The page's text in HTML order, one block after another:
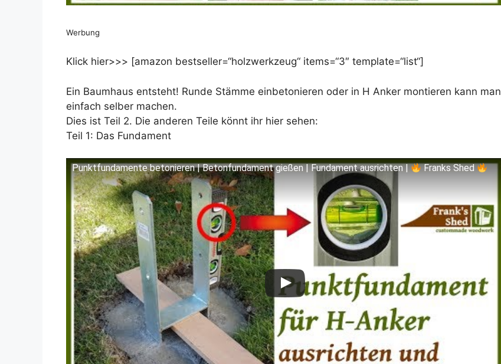
Werbung
Klick hier>>> [amazon bestseller=“holzwerkzeug“ items=“3″ template=“list“]
Ein Baumhaus entsteht! Runde Stämme einbetonieren oder in H Anker montieren kann man
einfach selber machen.
Dies ist Teil 2. Die anderen Teile könnt ihr hier sehen:
Teil 1: Das Fundament
Punktfundamente betonieren | Betonfundament gießen | Fundament ausrichten | Franks Shed
Dieses Video auf YouTube ansehen